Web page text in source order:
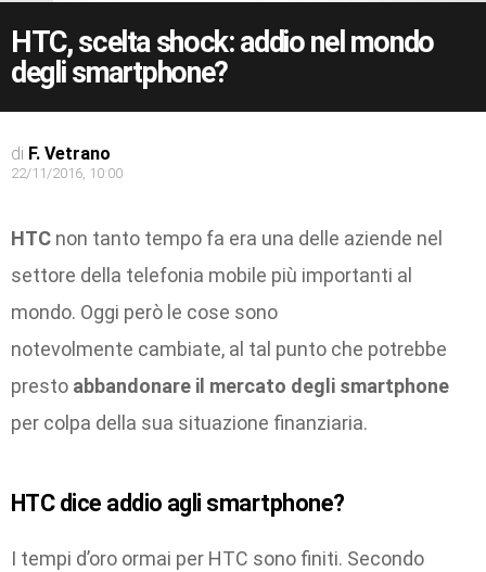
HTC, scelta shock: addio nel mondo
degli smartphone?
di F. Vetrano
22/11/2016, 10:00
HTC non tanto tempo fa era una delle aziende nel
settore della telefonia mobile più importanti al
mondo. Oggi però le cose sono
notevolmente cambiate, al tal punto che potrebbe
presto abbandonare il mercato degli smartphone
per colpa della sua situazione finanziaria.
HTC dice addio agli smartphone?
I tempi d’oro ormai per HTC sono finiti. Secondo